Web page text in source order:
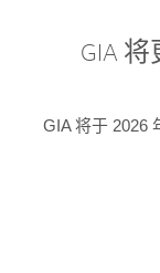
GIA
GIA 将于 2026